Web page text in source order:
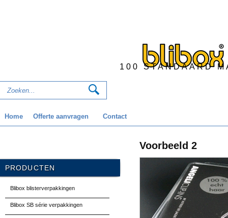
100 STANDAARD
Home Offerte aanvragen Contact
PRODUCTEN
Blibox blisterverpakkingen
Blibox SB série verpakkingen
Voorbeeld 2